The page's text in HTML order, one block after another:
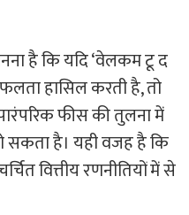
है कि यदि ‘वेलकम टू द
हासिल करती है, तो
फीस की तुलना में
सकता है। यही वजह है कि
वित्तीय रणनीतियों में से